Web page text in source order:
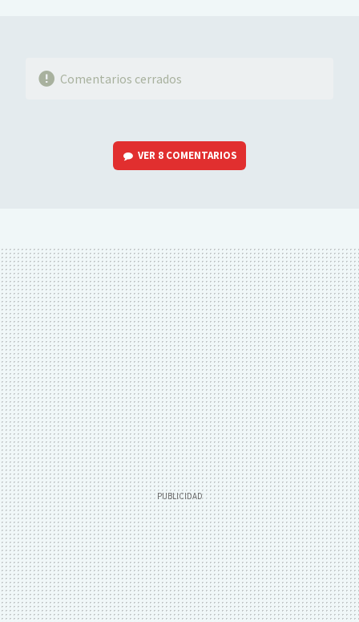
Comentarios cerrados
VER 8 COMENTARIOS